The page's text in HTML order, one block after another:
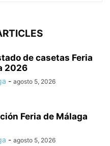
de casetas Feria
2026
- agosto 5, 2026
Feria de Málaga
- agosto 5, 2026